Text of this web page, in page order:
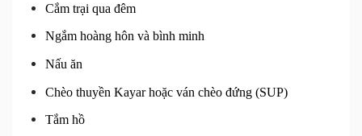
Cắm trại qua đêm
Ngắm hoàng hôn và bình minh
Nấu ăn
Chèo thuyền Kayar hoặc ván chèo đứng (SUP)
Tắm hồ